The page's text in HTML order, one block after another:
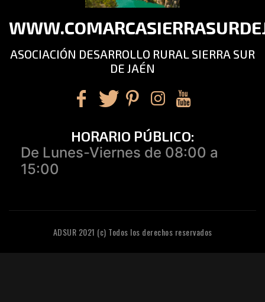
ASOCIACIÓN DESARROLLO RURAL SIERRA SUR
DE JAÉN
HORARIO PÚBLICO:
De Lunes-Viernes de 08:00 a
15:00
ADSUR 2021 (c) Todos los derechos reservados